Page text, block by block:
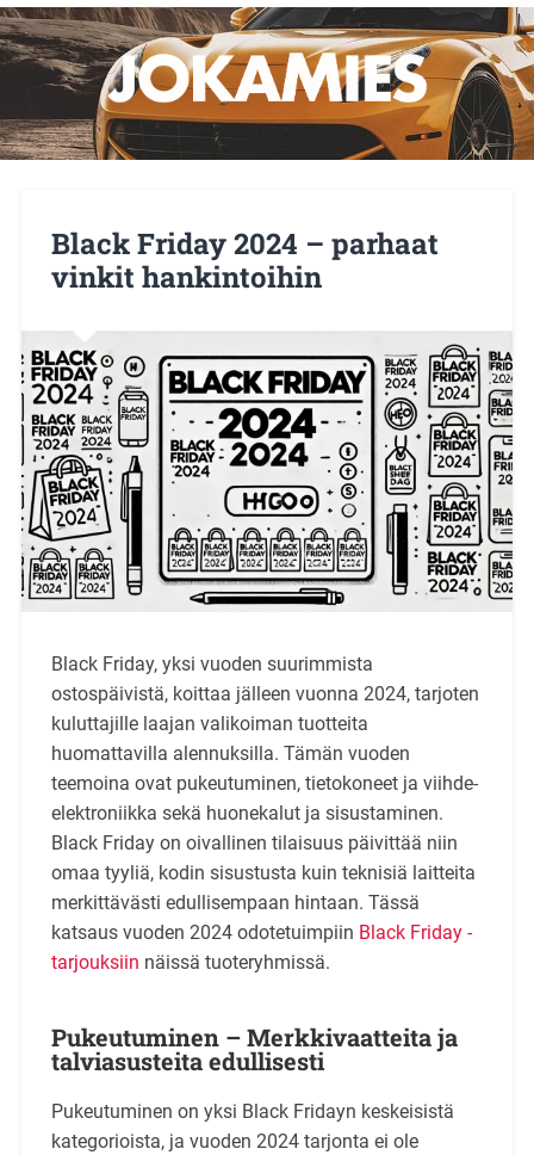
Black Friday 2024 – parhaat
vinkit hankintoihin
Black Friday, yksi vuoden suurimmista
ostospäivistä, koittaa jälleen vuonna 2024, tarjoten
kuluttajille laajan valikoiman tuotteita
huomattavilla alennuksilla. Tämän vuoden
teemoina ovat pukeutuminen, tietokoneet ja viihde-
elektroniikka sekä huonekalut ja sisustaminen.
Black Friday on oivallinen tilaisuus päivittää niin
omaa tyyliä, kodin sisustusta kuin teknisiä laitteita
merkittävästi edullisempaan hintaan. Tässä
katsaus vuoden 2024 odotetuimpiin Black Friday -
tarjouksiin näissä tuoteryhmissä.
Pukeutuminen – Merkkivaatteita ja
talviasusteita edullisesti
Pukeutuminen on yksi Black Fridayn keskeisistä
kategorioista, ja vuoden 2024 tarjonta ei ole